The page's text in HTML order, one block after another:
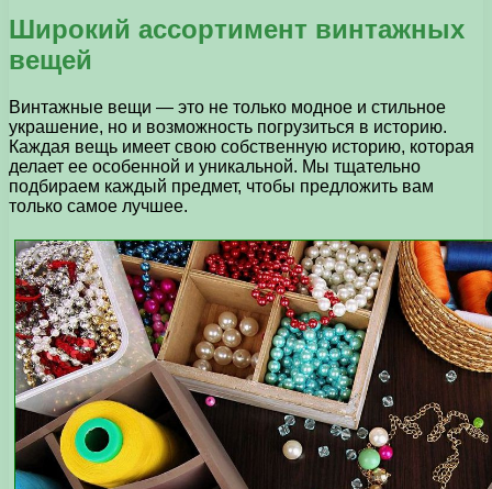
Широкий ассортимент винтажных
вещей
Винтажные вещи — это не только модное и стильное
украшение, но и возможность погрузиться в историю.
Каждая вещь имеет свою собственную историю, которая
делает ее особенной и уникальной. Мы тщательно
подбираем каждый предмет, чтобы предложить вам
только самое лучшее.